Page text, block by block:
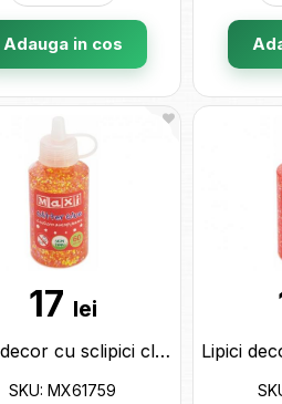
Adauga in cos
17 lei
Lipici decor cu sclipici clasic Maxi tub 60ml.galben MX61759
SKU: MX61759